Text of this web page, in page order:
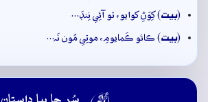
(بيت) کِوَڻِ کوايو، تو آئِي نِنڊَ…
(بيت) ڪائو ڪَمايومِ، موتِي مُون نَہ…